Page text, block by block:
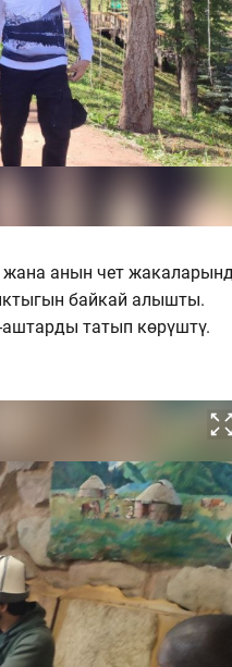
анын чет
байкай алышты.
татып көрүштү.